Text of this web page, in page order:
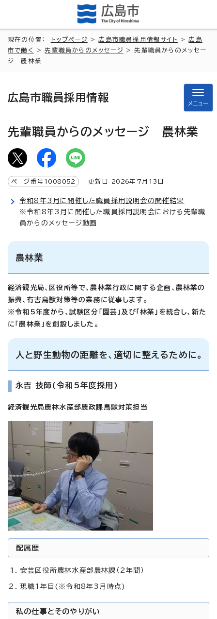
現在の位置： トップページ >広島市職員採用情報サイト >広島
市で働く
>先輩職員からのメッセージ
> 先輩職員からのメッセー
ジ 農林業
広島市職員採用情報
メニュー
先輩職員からのメッセージ 農林業
ページ番号 1008052 更新日 2026年7月 13 日
令和8年3月に開催した職員採用説明会の開催結果
※令和8年3月に開催した職員採用説明会における先輩職
員からのメッセージ動画
農林業
経済観光局、区役所等で、農林業行政に関する企画、農林業の
振興、有害鳥獣対策等の業務に従事します。
※令和5年度から、試験区分「園芸」及び「林業」を統合し、新た
に「農林業」を創設しました。
人と野生動物の距離を、適切に整えるために。
永吉 技師(令和5年度採用)
経済観光局農林水産部農政課鳥獣対策担当
配属歴
安芸区役所農林水産部農林課（2年間）
現職1年目(※令和8年3月時点)
私の仕事とそのやりがい